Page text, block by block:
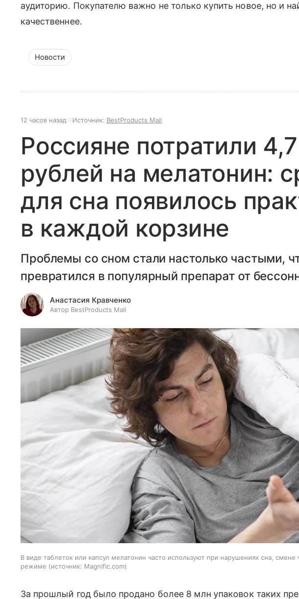
аудиторию. Покупателю важно не только купить новое, но и
качественнее.
Новости
12 часов назад Источник: BestProducts Mail
Россияне потратили
рублей на мелатонин:
для сна появилось
в каждой корзине
Проблемы со сном стали настолько частыми,
превратился в популярный препарат от
Анастасия Кравченко
Автор BestProducts Mail
В виде таблеток или капсул мелатонин часто используют при нарушениях сна, смене
режиме
источник: Magnific.com
За прошлый год было продано более 8 млн упаковок таких